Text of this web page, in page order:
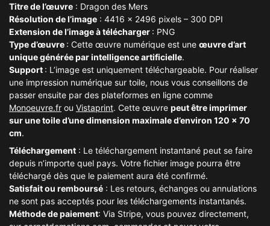
Titre de l’œuvre : Dragon des Mers
Résolution de l’image : 4416 x 2496 pixels – 300 DPI
Extension de l’image à télécharger : PNG
Type d’œuvre : Cette œuvre numérique est une œuvre d’art
unique générée par intelligence artificielle.
Support : L’image est uniquement téléchargeable. Pour réaliser
une impression numérique sur toile, nous vous conseillons de
passer ensuite par des plateformes en ligne comme
Monoeuvre.fr ou Vistaprint. Cette œuvre peut être imprimer
sur une toile d’une dimension maximale d’environ 120 x 70
cm.
Téléchargement : Le téléchargement instantané peut se faire
depuis n’importe quel pays. Votre fichier image pourra être
téléchargé dès que le paiement aura été confirmé.
Satisfait ou remboursé : Les retours, échanges ou annulations
ne sont pas acceptés pour les téléchargements instantanés.
Méthode de paiement: Via Stripe, vous pouvez directement,